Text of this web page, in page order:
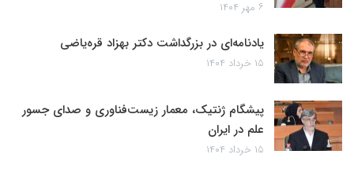
۶ مهر ۱۴۰۴
یادنامه‌ای در بزرگداشت دکتر بهزاد قره‌یاضی
۱۵ خرداد ۱۴۰۴
پیشگام ژنتیک، معمار زیست‌فناوری و صدای جسور
علم در ایران
۱۵ خرداد ۱۴۰۴